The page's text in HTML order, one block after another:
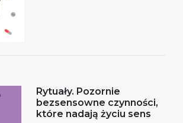
Rytuały. Pozornie
bezsensowne czynności,
które nadają życiu sens